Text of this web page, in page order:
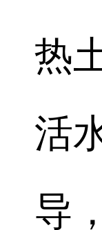
热
活
导